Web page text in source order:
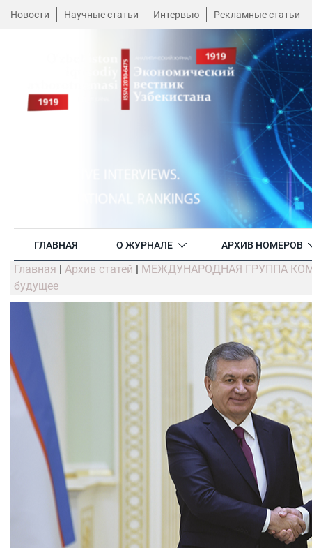
Новости Научные статьи Интервью Рекламные статьи
ГЛАВНАЯ О ЖУРНАЛЕ АРХИВ НОМЕРОВ
Главная | Архив статей | МЕЖДУНАРОДНАЯ ГРУППА
будущее